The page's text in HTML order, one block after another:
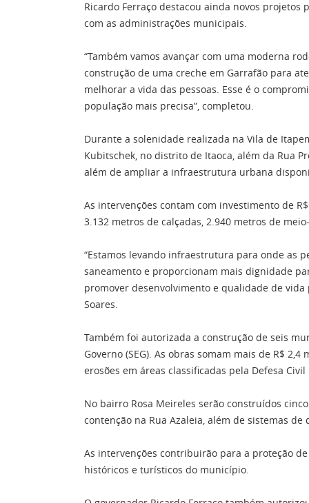
Ricardo Ferraço destacou ainda novos
com as administrações municipais.
“Também vamos avançar com uma moderna
construção de uma creche em Garrafão para
melhorar a vida das pessoas. Esse é o
população mais precisa”, completou.
Durante a solenidade realizada na Vila de
Kubitschek, no distrito de Itaoca, além da Rua
além de ampliar a infraestrutura urbana
As intervenções contam com investimento de
3.132 metros de calçadas, 2.940 metros de
“Estamos levando infraestrutura para onde as
saneamento e proporcionam mais dignidade
promover desenvolvimento e qualidade de vida
Soares.
Também foi autorizada a construção de seis
Governo (SEG). As obras somam mais de R$
erosões em áreas classificadas pela Defesa
No bairro Rosa Meireles serão construídos
contenção na Rua Azaleia, além de sistemas
As intervenções contribuirão para a proteção
históricos e turísticos do município.